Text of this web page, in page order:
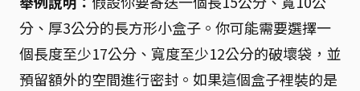
分、厚3公分的長方形小盒子。你可能需要選擇一
個長度至少17公分、寬度至少12公分的破壞袋，並
預留額外的空間進行密封。如果這個盒子裡裝的是